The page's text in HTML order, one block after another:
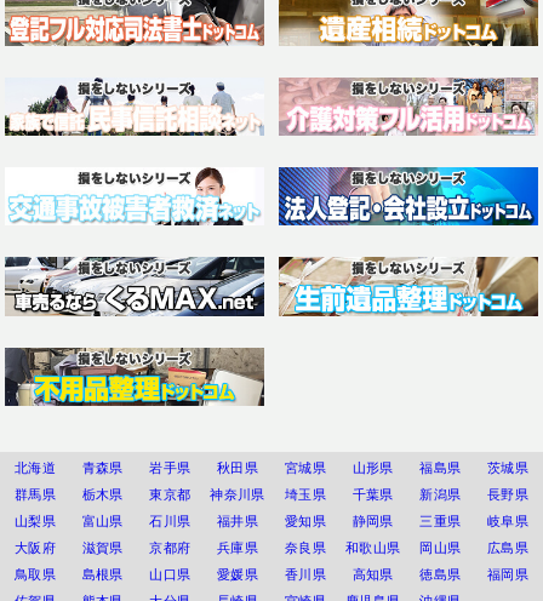
北海道 青森県 岩手県 秋田県 宮城県 山形県 福島県
茨城県
群馬県
栃木県 東京都 神奈川県 埼玉県 千葉県 新潟県
長野県
山梨県
富山県 石川県 福井県 愛知県 静岡県 三重県
岐阜県
大阪府
滋賀県 京都府 兵庫県 奈良県 和歌山県 岡山県
広島県
鳥取県
島根県 山口県 愛媛県 香川県 高知県 徳島県
福岡県